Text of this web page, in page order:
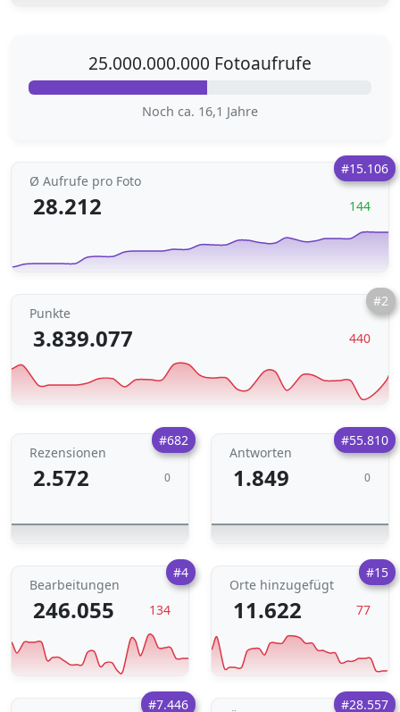
25.000.000.000 Fotoaufrufe
Noch ca. 16,1 Jahre
#15.106
Ø Aufrufe pro Foto
28.212 144
#2
Punkte
3.839.077 440
#682
Rezensionen
2.572 0
#55.810
Antworten
1.849 0
#4
Bearbeitungen
246.055 134
#15
Orte hinzugefügt
11.622 77
#7.446 #28.557